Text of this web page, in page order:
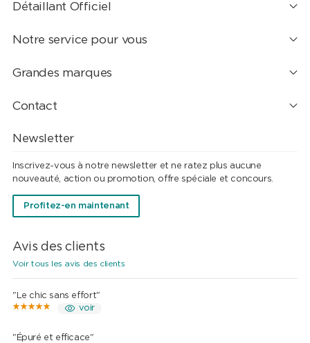
Détaillant Officiel
Notre service pour vous
Grandes marques
Contact
Newsletter
Inscrivez-vous à notre newsletter et ne ratez plus aucune
nouveauté, action ou promotion, offre spéciale et concours.
Profitez-en maintenant
Avis des clients
Voir tous les avis des clients
"Le chic sans effort"
voir
"Épuré et efficace"